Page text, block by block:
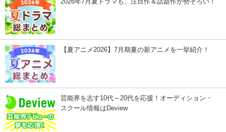
【夏アニメ2026】7月期夏の新アニメを一挙紹介！
芸能界を志す10代～20代を応援！オーディション・
スクール情報はDeview